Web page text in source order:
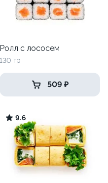
Ролл с лососем
130 гр
509 ₽
9.6